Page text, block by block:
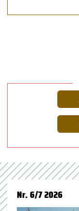
Nr. 6/7 2026